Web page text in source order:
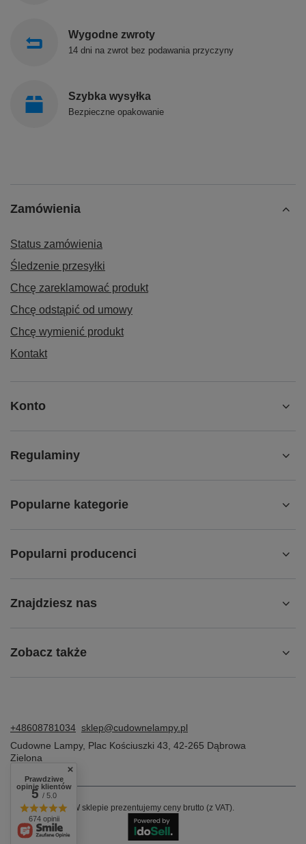
Wygodne zwroty
14 dni na zwrot bez podawania przyczyny
Szybka wysyłka
Bezpieczne opakowanie
Zamówienia
Status zamówienia
Śledzenie przesyłki
Chcę zareklamować produkt
Chcę odstąpić od umowy
Chcę wymienić produkt
Kontakt
Konto
Regulaminy
Popularne kategorie
Popularni producenci
Znajdziesz nas
Zobacz także
+48608781034 sklep@cudownelampy.pl
Cudowne Lampy, Plac Kościuszki 43 42-265 Dąbrowa
Zielona
W sklepie prezentujemy ceny brutto (z VAT).
Prawdziwe
opinie klientów
5/ 5.0
674 opinii